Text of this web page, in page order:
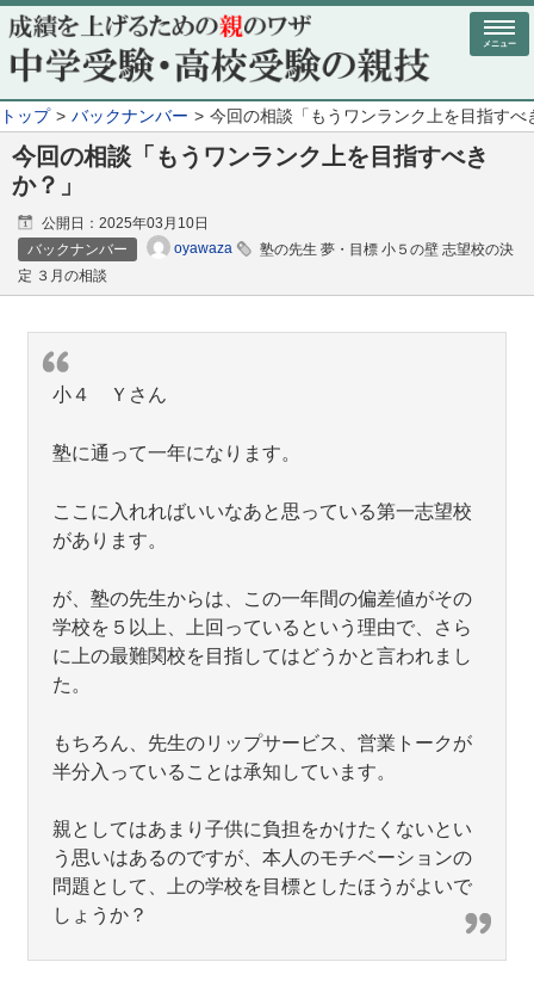
メニュー
トップ バックナンバー 今回の相談「もうワンランク上を目指すべ
今回の相談「もうワンランク上を目指すべき
か？」
公開日： 2025年03月10日
バックナンバー
oyawaza
塾の先生 夢・目標 小５の壁 志望校の決
定 ３月の相談
小４ Ｙさん
塾に通って一年になります。
ここに入れればいいなあと思っている第一志望校
があります。
が、塾の先生からは、この一年間の偏差値がその
学校を５以上、上回っているという理由で、さら
に上の最難関校を目指してはどうかと言われまし
た。
もちろん、先生のリップサービス、営業トークが
半分入っていることは承知しています。
親としてはあまり子供に負担をかけたくないとい
う思いはあるのですが、本人のモチベーションの
問題として、上の学校を目標としたほうがよいで
しょうか？